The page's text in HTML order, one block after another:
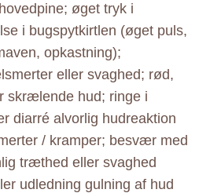
øget tryk i
i bugspytkirtlen (øget puls,
opkastning);
eller svaghed; rød,
skrælende hud; ringe i
diarré alvorlig hudreaktion
/ kramper; besvær med
træthed eller svaghed
udledning gulning af hud